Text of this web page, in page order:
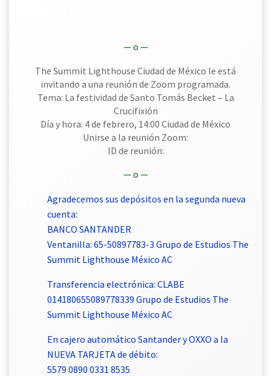
— o —
The Summit Lighthouse Ciudad de México le está
invitando a una reunión de Zoom programada.
Tema: La festividad de Santo Tomás Becket – La
Crucifixión
Día y hora: 4 de febrero, 14:00 Ciudad de México
Unirse a la reunión Zoom:
ID de reunión:
— o —
Agradecemos sus depósitos en la segunda nueva
cuenta:
BANCO SANTANDER
Ventanilla: 65-50897783-3 Grupo de Estudios The
Summit Lighthouse México AC
Transferencia electrónica: CLABE
014180655089778339 Grupo de Estudios The
Summit Lighthouse México AC
En cajero automático Santander y OXXO a la
NUEVA TARJETA de débito:
5579 0890 0331 8535